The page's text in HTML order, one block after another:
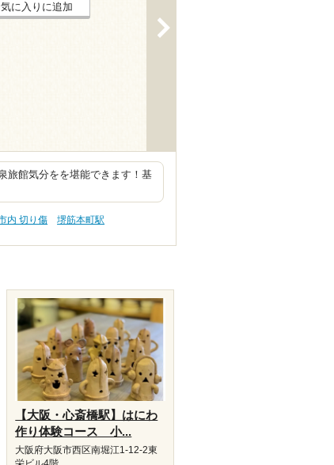
に入りに追加
旅館気分をを堪能できます！基
内 切り傷
堺筋本町駅
【大阪・心斎橋駅】はにわ
作り体験コース 小...
大阪府大阪市西区南堀江1-12-2東